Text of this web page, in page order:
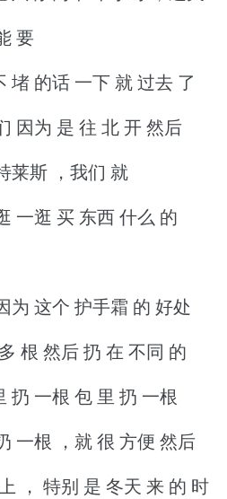
要
堵 的话 一下 就 过去 了
因为 是 往 北 开 然后
莱斯 ，我们 就
一逛 买 东西 什么 的
为 这个 护手霜 的 好处
根 然后 扔 在 不同 的
扔 一根 包 里 扔 一根
一根 ，就 很 方便 然后
， 特别 是 冬天 来 的 时